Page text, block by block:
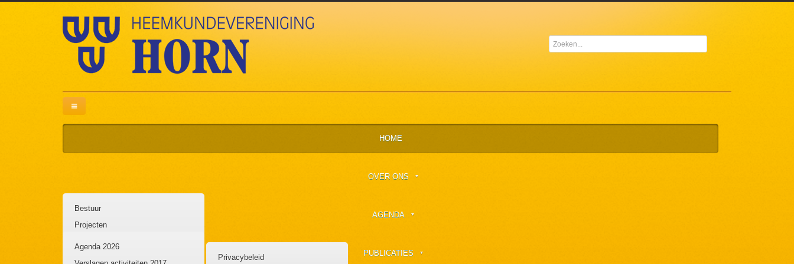
HOME
OVER ONS
Bestuur
Projecten
Lidmaatschap
Statuten en regels
Privacybeleid
AGENDA
Agenda 2026
PUBLICATIES